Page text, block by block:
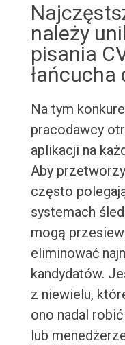
należy
pisania
łańcucha
Na tym
pracodawcy
aplikacji na
Aby
często
systemach
mogą
eliminować
kandydatów.
z niewielu,
ono nadal
lub